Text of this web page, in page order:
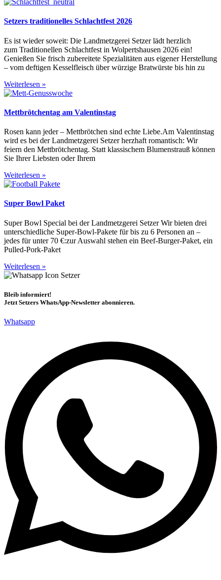
Setzers traditionelles Schlachtfest 2026
Es ist wieder soweit: Die Landmetzgerei Setzer lädt herzlich
zum Traditionellen Schlachtfest in Wolpertshausen 2026 ein!
Genießen Sie frisch zubereitete Spezialitäten aus eigener Herstellung
– vom deftigen Kesselfleisch über würzige Bratwürste bis hin zu
Weiterlesen »
Mettbrötchentag am Valentinstag
Rosen kann jeder – Mettbrötchen sind echte Liebe.Am Valentinstag
wird es bei der Landmetzgerei Setzer herzhaft romantisch: Wir
feiern den Mettbrötchentag. Statt klassischem Blumenstrauß können
Sie Ihrer Liebsten oder Ihrem
Weiterlesen »
Super Bowl Paket
Super Bowl Special bei der Landmetzgerei Setzer Wir bieten drei
unterschiedliche Super-Bowl-Pakete für bis zu 6 Personen an –
jedes für unter 70 €:zur Auswahl stehen ein Beef-Burger-Paket, ein
Pulled-Pork-Paket
Weiterlesen »
Bleib informiert!
Jetzt Setzers WhatsApp-Newsletter abonnieren.
Whatsapp